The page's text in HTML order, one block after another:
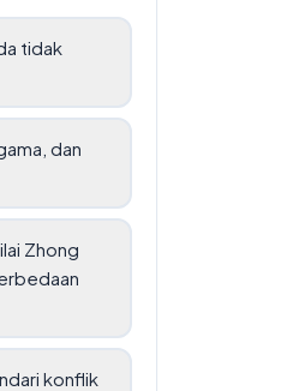
tidak
dan
Zhong
konflik